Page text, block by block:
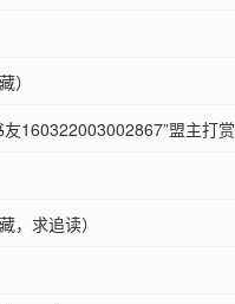
）
160322003002867”盟主打赏
，求追读）